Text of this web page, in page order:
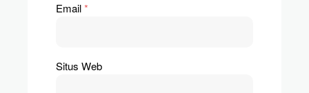
Email*
Situs Web